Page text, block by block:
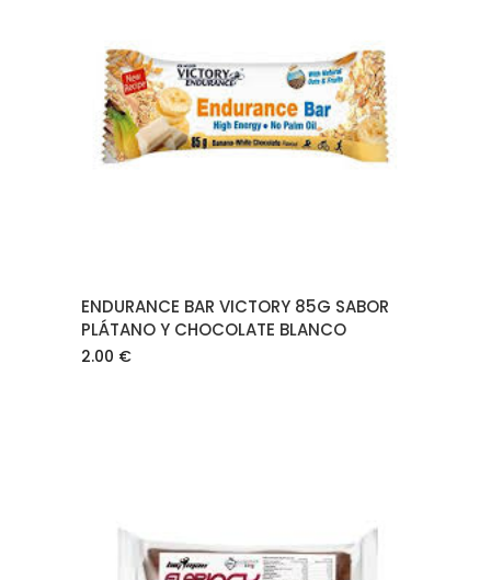
AÑADIR AL CARRITO
ENDURANCE BAR VICTORY 85G SABOR
PLÁTANO Y CHOCOLATE BLANCO
2.00 €